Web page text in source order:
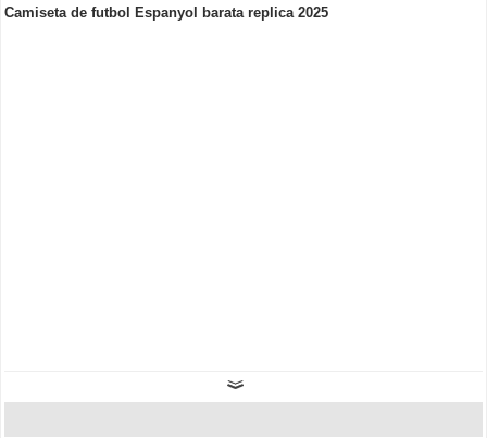
Camiseta de futbol Espanyol barata replica 2025